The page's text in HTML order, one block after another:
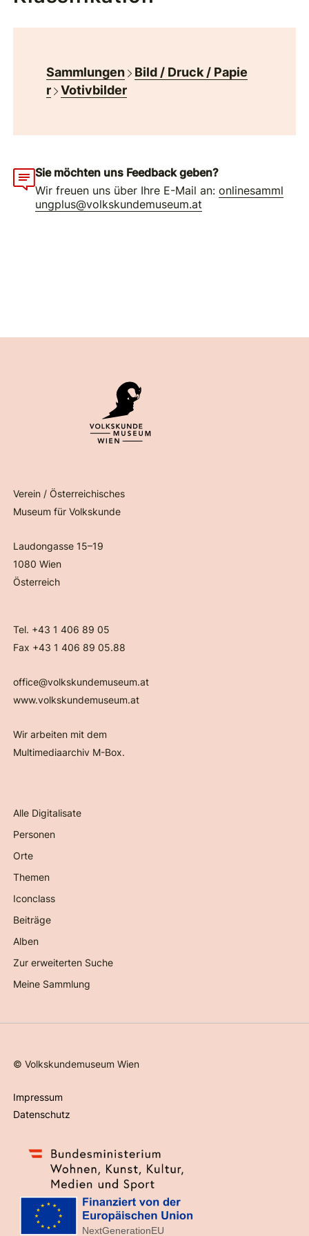
Sammlungen
Bild / Druck / Papie
r
Votivbilder
Sie möchten uns Feedback geben?
Wir freuen uns über Ihre E-Mail an:onlinesamml
ungplus@volkskundemuseum.at
Verein / Österreichisches
Museum für Volkskunde
Laudongasse 15–19
1080 Wien
Österreich
Tel. +43 1 406 89 05
Fax +43 1 406 89 05.88
office@volkskundemuseum.at
www.volkskundemuseum.at
Wir arbeiten mit dem
Multimediaarchiv M-Box.
Alle Digitalisate
Personen
Orte
Themen
Iconclass
Beiträge
Alben
Zur erweiterten Suche
Meine Sammlung
©Volkskundemuseum Wien
Impressum
Datenschutz